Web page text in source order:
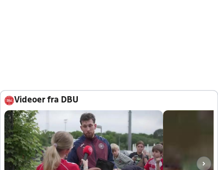
Videoer fra DBU